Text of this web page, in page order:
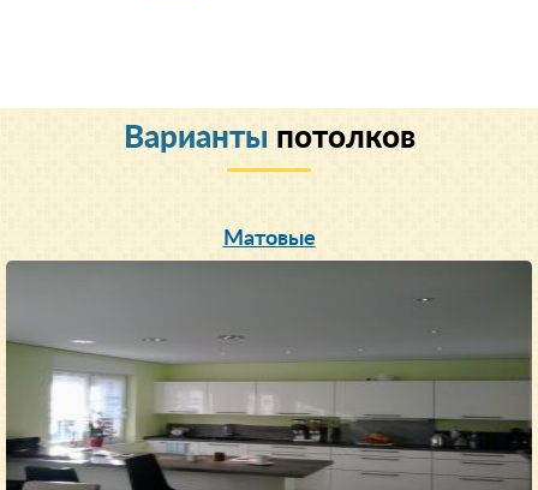
Варианты потолков
Матовые